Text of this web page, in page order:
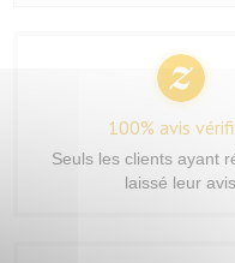
100% avis
Seuls les clients ayant
laissé leur avis